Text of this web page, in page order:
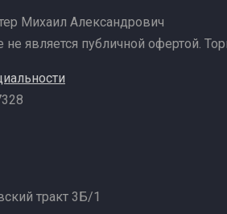
Михаил Александрович
является публичной офертой.
тракт 3Б/1